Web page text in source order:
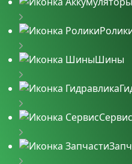
Шины
Сервис